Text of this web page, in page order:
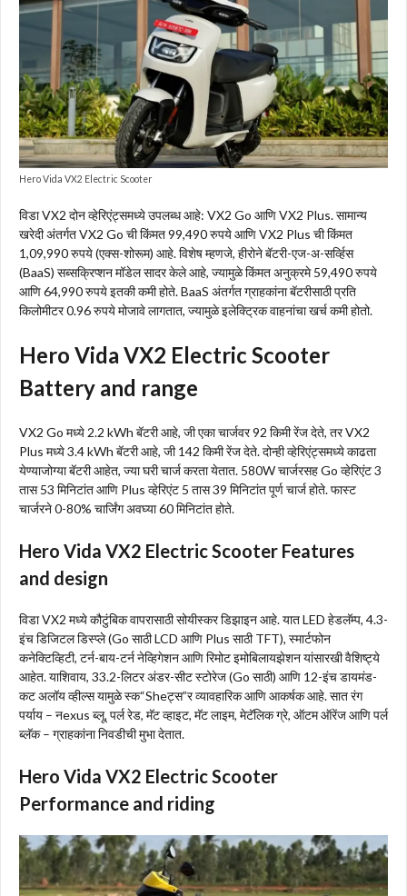
Hero Vida VX2 Electric Scooter
विडा VX2 दोन व्हेरिएंट्समध्ये उपलब्ध आहे: VX2 Go आणि VX2 Plus. सामान्य
खरेदी अंतर्गत VX2 Go ची किंमत 99,490 रुपये आणि VX2 Plus ची किंमत
1,09,990 रुपये (एक्स-शोरूम) आहे. विशेष म्हणजे, हीरोने बॅटरी-एज-अ-सर्व्हिस
(BaaS) सब्सक्रिप्शन मॉडेल सादर केले आहे, ज्यामुळे किंमत अनुक्रमे 59,490 रुपये
आणि 64,990 रुपये इतकी कमी होते. BaaS अंतर्गत ग्राहकांना बॅटरीसाठी प्रति
किलोमीटर 0.96 रुपये मोजावे लागतात, ज्यामुळे इलेक्ट्रिक वाहनांचा खर्च कमी होतो.
Hero Vida VX2 Electric Scooter
Battery and range
VX2 Go मध्ये 2.2 kWh बॅटरी आहे, जी एका चार्जवर 92 किमी रेंज देते, तर VX2
Plus मध्ये 3.4 kWh बॅटरी आहे, जी 142 किमी रेंज देते. दोन्ही व्हेरिएंट्समध्ये काढता
येण्याजोग्या बॅटरी आहेत, ज्या घरी चार्ज करता येतात. 580W चार्जरसह Go व्हेरिएंट 3
तास 53 मिनिटांत आणि Plus व्हेरिएंट 5 तास 39 मिनिटांत पूर्ण चार्ज होते. फास्ट
चार्जरने 0-80% चार्जिंग अवघ्या 60 मिनिटांत होते.
Hero Vida VX2 Electric Scooter Features
and design
विडा VX2 मध्ये कौटुंबिक वापरासाठी सोयीस्कर डिझाइन आहे. यात LED हेडलॅम्प, 4.3-
इंच डिजिटल डिस्प्ले (Go साठी LCD आणि Plus साठी TFT), स्मार्टफोन
कनेक्टिव्हिटी, टर्न-बाय-टर्न नेव्हिगेशन आणि रिमोट इमोबिलायझेशन यांसारखी वैशिष्ट्ये
आहेत. याशिवाय, 33.2-लिटर अंडर-सीट स्टोरेज (Go साठी) आणि 12-इंच डायमंड-
कट अलॉय व्हील्स यामुळे स्क“Sheट्स”र व्यावहारिक आणि आकर्षक आहे. सात रंग
पर्याय – नexus ब्लू, पर्ल रेड, मॅट व्हाइट, मॅट लाइम, मेटॅलिक ग्रे, ऑटम ऑरेंज आणि पर्ल
ब्लॅक – ग्राहकांना निवडीची मुभा देतात.
Hero Vida VX2 Electric Scooter
Performance and riding